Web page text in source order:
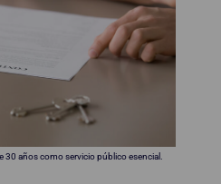
30 años como servicio público esencial.